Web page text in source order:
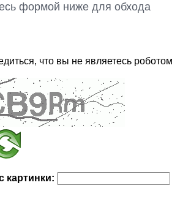
формой ниже для обхода
что вы не являетесь роботом
картинки: